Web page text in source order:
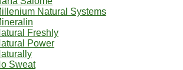
Natural Systems
Freshly
Power
Sweat